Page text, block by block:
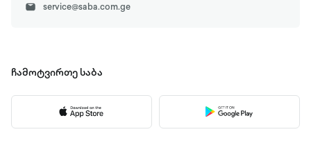
service@saba.com.ge
ჩამოტვირთე საბა